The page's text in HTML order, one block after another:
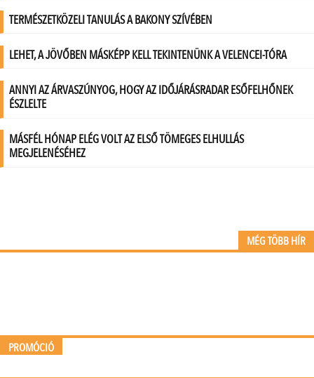
MÉG TÖBB HÍR
PROMÓCIÓ